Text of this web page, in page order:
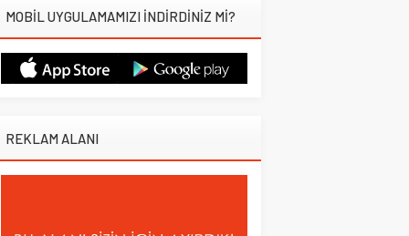
13.798,82
DOLAR
MOBİL UYGULAMAMIZI İNDİRDİNİZ Mİ?
REKLAM ALANI